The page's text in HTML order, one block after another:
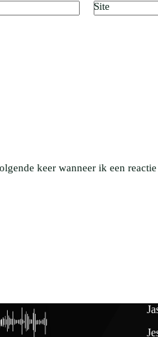
Site
keer wanneer ik een reactie